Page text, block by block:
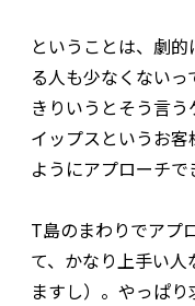
ということは、劇
る人も少なくない
きりいうとそう言
イップスというお
ようにアプローチで
T島のまわりでアプ
て、かなり上手い
ますし）。やっぱ